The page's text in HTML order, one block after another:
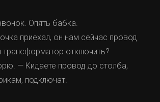
Опять бабка.
приехал, он нам сейчас провод
трансформатор отключить?
— Кидаете провод до столба,
подключат.